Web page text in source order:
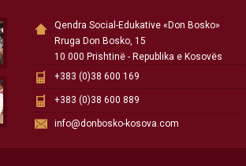
Qendra Social-Edukative «Don Bosko»
Rruga Don Bosko, 15
10 000 Prishtinë - Republika e Kosovës
+383 (0)38 600 169
+383 (0)38 600 889
info@donbosko-kosova.com